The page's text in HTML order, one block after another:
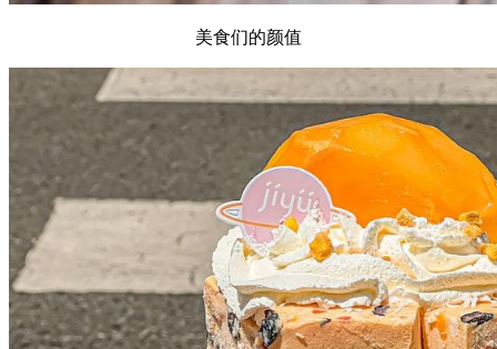
美食们的颜值